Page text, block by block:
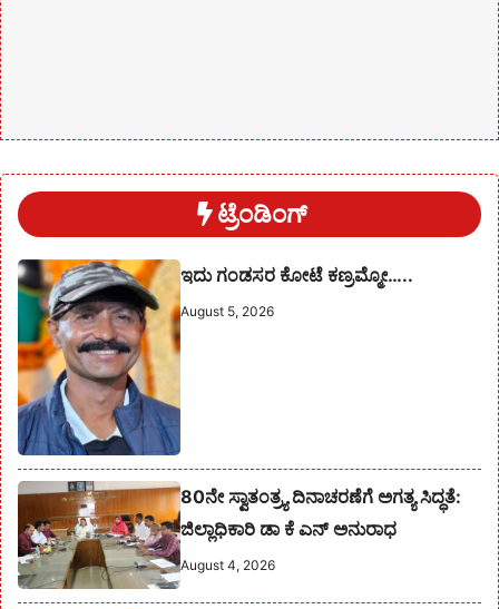
ಟ್ರೆಂಡಿಂಗ್
ಇದು ಗಂಡಸರ ಕೋಟೆ ಕಣ್ರಮ್ಮೋ…..
August 5, 2026
80ನೇ ಸ್ವಾತಂತ್ರ್ಯ ದಿನಾಚರಣೆಗೆ ಅಗತ್ಯ ಸಿದ್ಧತೆ:
ಜಿಲ್ಲಾಧಿಕಾರಿ ಡಾ ಕೆ ಎನ್ ಅನುರಾಧ
August 4, 2026